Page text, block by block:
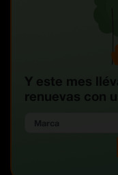
Y este mes
renuevas con